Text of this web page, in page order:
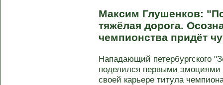
Максим Глушенков:
тяжёлая дорога.
чемпионства придёт
Нападающий петербургского
поделился первыми эмоциями
своей карьере титула